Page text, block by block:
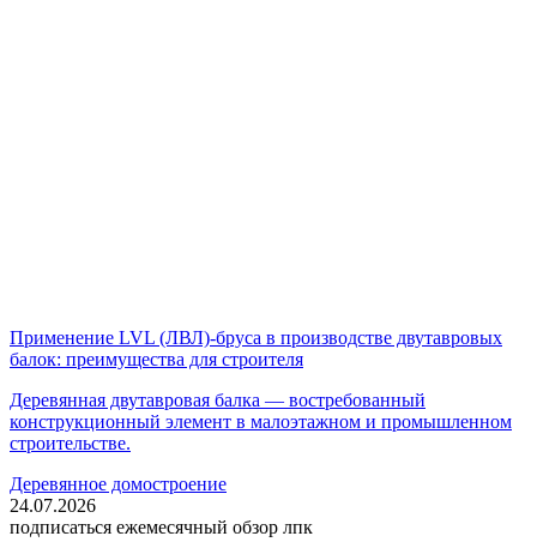
Применение LVL (ЛВЛ)-бруса в производстве двутавровых
балок: преимущества для строителя
Деревянная двутавровая балка — востребованный
конструкционный элемент в малоэтажном и промышленном
строительстве.
Деревянное домостроение
24.07.2026
подписаться ежемесячный обзор лпк